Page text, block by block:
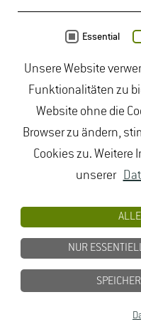
duales Studium
Lebensmittelrecht
Studium|
Studium|
Lebensmittel |
Studium Lebensmittel
Lebensmittelsicherheit
Studium
Essential
Unsere Website
Funktionalitäten zu
Website ohne die
Browser zu ändern,
Cookies zu. Weitere
unserer
NUR